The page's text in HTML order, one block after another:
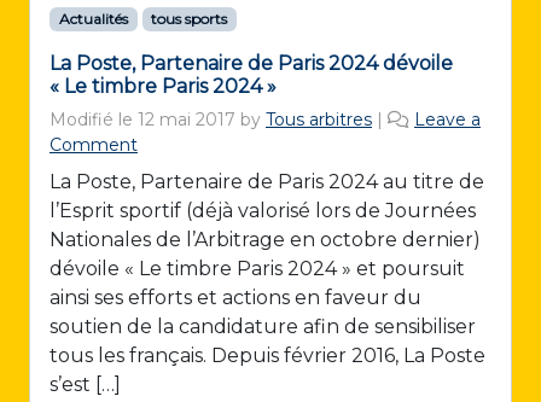
Actualités tous sports
La Poste, Partenaire de Paris 2024 dévoile
« Le timbre Paris 2024 »
Modifié le 12 mai 2017 by Tous arbitres |
Leave a
Comment
La Poste, Partenaire de Paris 2024 au titre de
l’Esprit sportif (déjà valorisé lors de Journées
Nationales de l’Arbitrage en octobre dernier)
dévoile « Le timbre Paris 2024 » et poursuit
ainsi ses efforts et actions en faveur du
soutien de la candidature afin de sensibiliser
tous les français. Depuis février 2016, La Poste
s’est […]